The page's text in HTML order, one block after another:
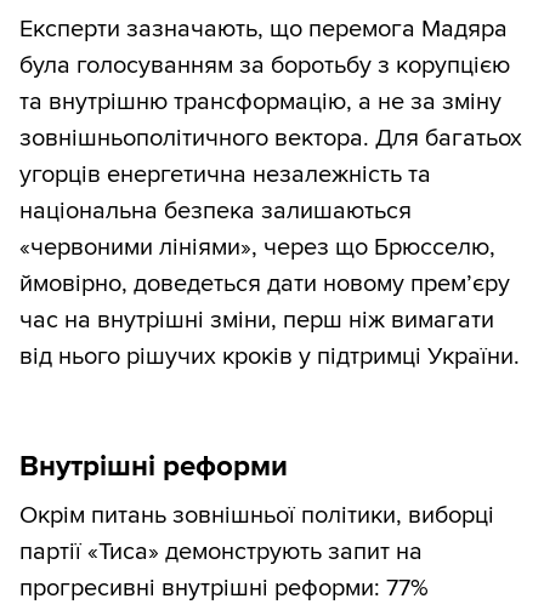
Експерти зазначають, що перемога Мадяра
була голосуванням за боротьбу з корупцією
та внутрішню трансформацію, а не за зміну
зовнішньополітичного вектора. Для багатьох
угорців енергетична незалежність та
національна безпека залишаються
«червоними лініями», через що Брюсселю,
ймовірно, доведеться дати новому прем’єру
час на внутрішні зміни, перш ніж вимагати
від нього рішучих кроків у підтримці України.
Внутрішні реформи
Окрім питань зовнішньої політики, виборці
партії «Тиса» демонструють запит на
прогресивні внутрішні реформи: 77%